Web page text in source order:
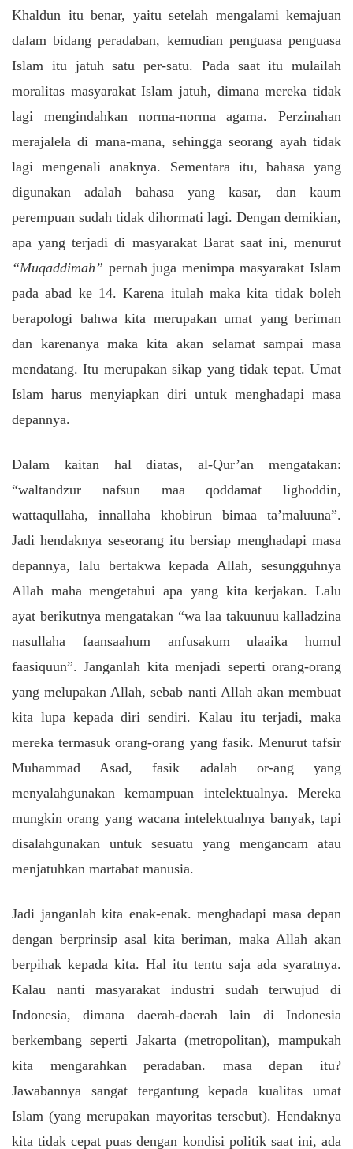
Khaldun itu benar, yaitu setelah mengalami kemajuan
dalam bidang peradaban, kemudian penguasa penguasa
Islam itu jatuh satu per-satu. Pada saat itu mulailah
moralitas masyarakat Islam jatuh, dimana mereka tidak
lagi mengindahkan norma-norma agama. Perzinahan
merajalela di mana-mana, sehingga seorang ayah tidak
lagi mengenali anaknya. Sementara itu, bahasa yang
digunakan adalah bahasa yang kasar, dan kaum
perempuan sudah tidak dihormati lagi. Dengan demikian,
apa yang terjadi di masyarakat Barat saat ini, menurut
“Muqaddimah” pernah juga menimpa masyarakat Islam
pada abad ke 14. Karena itulah maka kita tidak boleh
berapologi bahwa kita merupakan umat yang beriman
dan karenanya maka kita akan selamat sampai masa
mendatang. Itu merupakan sikap yang tidak tepat. Umat
Islam harus menyiapkan diri untuk menghadapi masa
depannya.
Dalam kaitan hal diatas, al-Qur’an mengatakan:
“waltandzur nafsun maa qoddamat lighoddin,
wattaqullaha, innallaha khobirun bimaa ta’maluuna”.
Jadi hendaknya seseorang itu bersiap menghadapi masa
depannya, lalu bertakwa kepada Allah, sesungguhnya
Allah maha mengetahui apa yang kita kerjakan. Lalu
ayat berikutnya mengatakan “wa laa takuunuu kalladzina
nasullaha faansaahum anfusakum ulaaika humul
faasiquun”. Janganlah kita menjadi seperti orang-orang
yang melupakan Allah, sebab nanti Allah akan membuat
kita lupa kepada diri sendiri. Kalau itu terjadi, maka
mereka termasuk orang-orang yang fasik. Menurut tafsir
Muhammad Asad, fasik adalah or-ang yang
menyalahgunakan kemampuan intelektualnya. Mereka
mungkin orang yang wacana intelektualnya banyak, tapi
disalahgunakan untuk sesuatu yang mengancam atau
menjatuhkan martabat manusia.
Jadi janganlah kita enak-enak. menghadapi masa depan
dengan berprinsip asal kita beriman, maka Allah akan
berpihak kepada kita. Hal itu tentu saja ada syaratnya.
Kalau nanti masyarakat industri sudah terwujud di
Indonesia, dimana daerah-daerah lain di Indonesia
berkembang seperti Jakarta (metropolitan), mampukah
kita mengarahkan peradaban. masa depan itu?
Jawabannya sangat tergantung kepada kualitas umat
Islam (yang merupakan mayoritas tersebut). Hendaknya
kita tidak cepat puas dengan kondisi politik saat ini, ada